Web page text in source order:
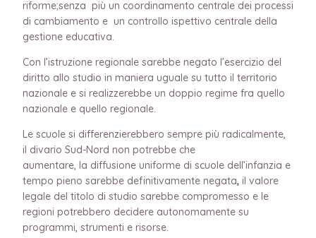
riforme;senza più un coordinamento centrale dei processi
di cambiamento e un controllo ispettivo centrale della
gestione educativa.
Con l’istruzione regionale sarebbe negato l’esercizio del
diritto allo studio in maniera uguale su tutto il territorio
nazionale e si realizzerebbe un doppio regime fra quello
nazionale e quello regionale.
Le scuole si differenzierebbero sempre più radicalmente,
il divario Sud-Nord non potrebbe che
aumentare, la diffusione uniforme di scuole dell’infanzia e
tempo pieno sarebbe definitivamente negata, il valore
legale del titolo di studio sarebbe compromesso e le
regioni potrebbero decidere autonomamente su
programmi, strumenti e risorse.